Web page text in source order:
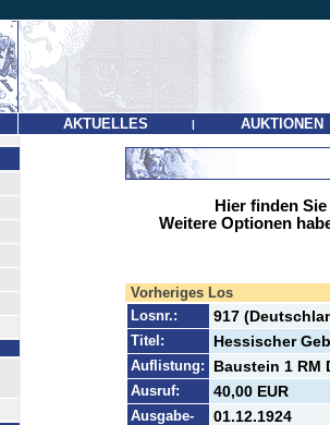
AKTUELLES | AUKTIONEN
Hier finden
Weitere Optionen
Vorheriges Los
Losnr.:
917
Titel: Hessischer
Auflistung: Baustein 1 RM
Ausruf: 40,00 EUR
Ausgabe-
01.12.1924